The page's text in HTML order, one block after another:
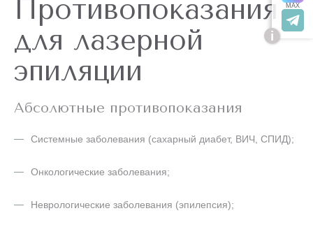
Противопоказания
для лазерной
эпиляции
Абсолютные противопоказания
Системные заболевания (сахарный диабет, ВИЧ, СПИД);
Онкологические заболевания;
Неврологические заболевания (эпилепсия);
i
MAX